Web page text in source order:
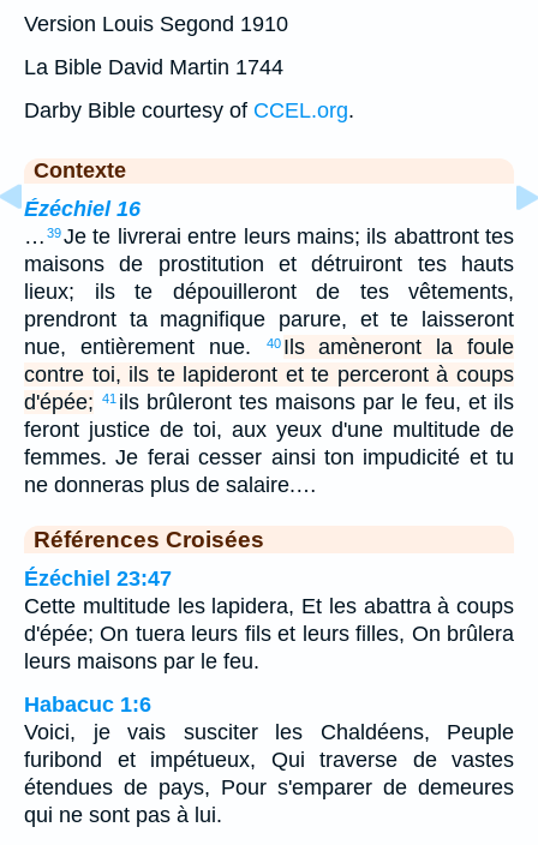
Version Louis Segond 1910
La Bible David Martin 1744
Darby Bible courtesy of CCEL.org.
Contexte
Ézéchiel 16
… 39Je te livrerai entre leurs mains; ils abattront tes
maisons de prostitution et détruiront tes hauts
lieux; ils te dépouilleront de tes vêtements,
prendront ta magnifique parure, et te laisseront
nue, entièrement nue.
40 Ils amèneront la foule
contre toi, ils te lapideront et te perceront à coups
d'épée;
41 ils brûleront tes maisons par le feu, et ils
feront justice de toi, aux yeux d'une multitude de
femmes. Je ferai cesser ainsi ton impudicité et tu
ne donneras plus de salaire.…
Références Croisées
Ézéchiel 23:47
Cette multitude les lapidera, Et les abattra à coups
d'épée; On tuera leurs fils et leurs filles, On brûlera
leurs maisons par le feu.
Habacuc 1:6
Voici, je vais susciter les Chaldéens, Peuple
furibond et impétueux, Qui traverse de vastes
étendues de pays, Pour s'emparer de demeures
qui ne sont pas à lui.